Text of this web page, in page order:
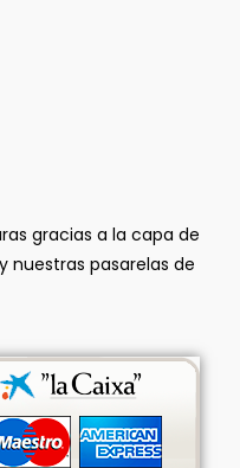
gracias a la capa de
nuestras pasarelas de